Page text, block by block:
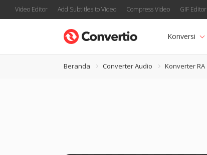
Video Editor Add Subtitles to Video Compress Video GIF Editor
Konversi
Beranda Converter Audio Konverter RA